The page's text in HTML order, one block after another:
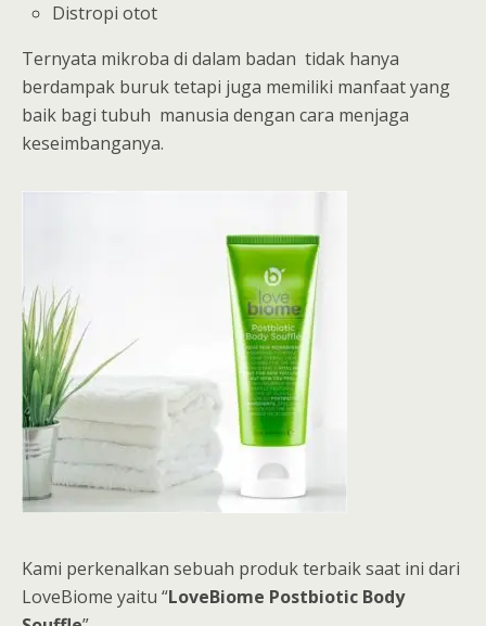
Distropi otot
Ternyata mikroba di dalam badan tidak hanya
berdampak buruk tetapi juga memiliki manfaat yang
baik bagi tubuh manusia dengan cara menjaga
keseimbanganya.
Kami perkenalkan sebuah produk terbaik saat ini dari
LoveBiome yaitu “LoveBiome Postbiotic Body